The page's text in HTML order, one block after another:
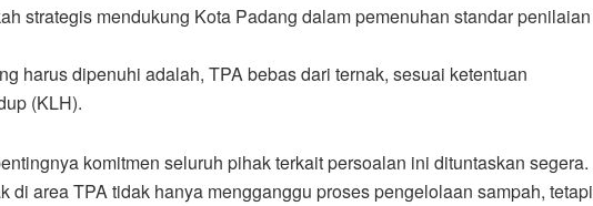
strategis mendukung Kota Padang dalam pemenuhan standar penilaian
harus dipenuhi adalah, TPA bebas dari ternak, sesuai ketentuan
(KLH).
komitmen seluruh pihak terkait persoalan ini dituntaskan segera.
di area TPA tidak hanya mengganggu proses pengelolaan sampah, tetapi